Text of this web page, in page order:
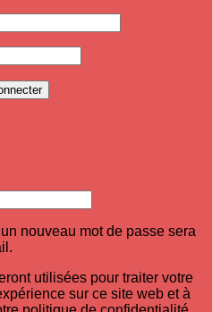
nouveau mot de passe sera
utilisées pour traiter votre
sur ce site web et à